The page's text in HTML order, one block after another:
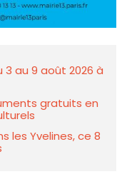
3 au 9 août 2026 à
gratuits en
les Yvelines, ce 8